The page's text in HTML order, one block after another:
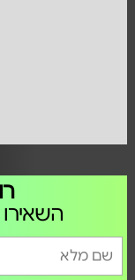
השאירו